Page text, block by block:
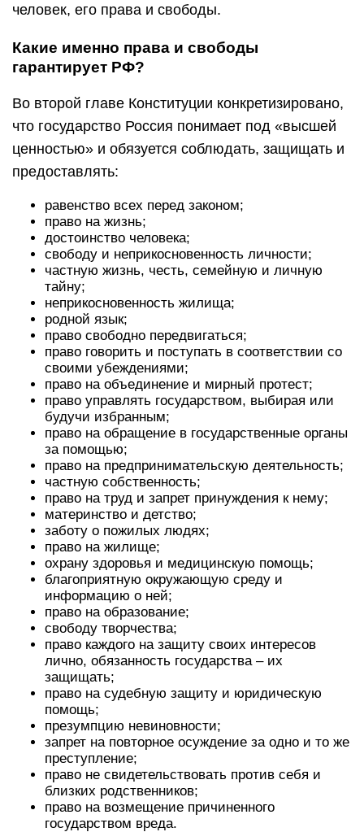
человек, его права и свободы.
Какие именно права и свободы
гарантирует РФ?
Во второй главе Конституции конкретизировано,
что государство Россия понимает под «высшей
ценностью» и обязуется соблюдать, защищать и
предоставлять:
равенство всех перед законом;
право на жизнь;
достоинство человека;
свободу и неприкосновенность личности;
частную жизнь, честь, семейную и личную
тайну;
неприкосновенность жилища;
родной язык;
право свободно передвигаться;
право говорить и поступать в соответствии со
своими убеждениями;
право на объединение и мирный протест;
право управлять государством, выбирая или
будучи избранным;
право на обращение в государственные органы
за помощью;
право на предпринимательскую деятельность;
частную собственность;
право на труд и запрет принуждения к нему;
материнство и детство;
заботу о пожилых людях;
право на жилище;
охрану здоровья и медицинскую помощь;
благоприятную окружающую среду и
информацию о ней;
право на образование;
свободу творчества;
право каждого на защиту своих интересов
лично, обязанность государства – их
защищать;
право на судебную защиту и юридическую
помощь;
презумпцию невиновности;
запрет на повторное осуждение за одно и то же
преступление;
право не свидетельствовать против себя и
близких родственников;
право на возмещение причиненного
государством вреда.